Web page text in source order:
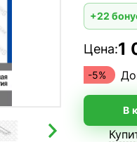
+22
Цена:1
-5%
В